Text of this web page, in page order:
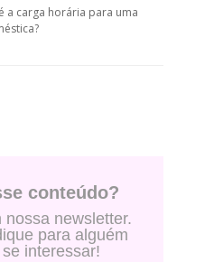
a carga horária para uma
conteúdo?
nossa newsletter.
para alguém
interessar!